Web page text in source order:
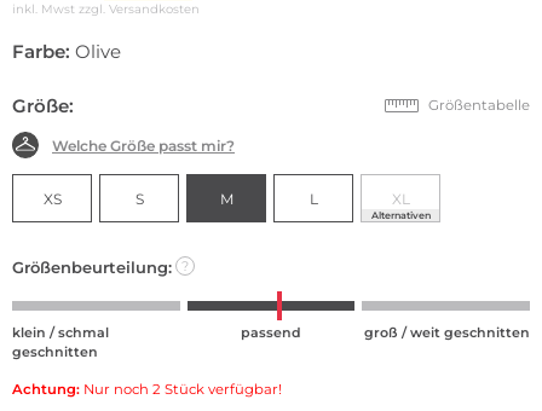
inkl. Mwst zzgl. Versandkosten
Farbe: Olive
Größe: Größentabelle
Welche Größe passt mir?
XS S M L XL
Alternativen
Größenbeurteilung: ?
klein / schmal
geschnitten
passend groß / weit geschnitten
Achtung: Nur noch 2 Stück verfügbar!